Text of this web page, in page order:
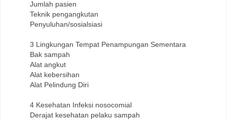
Jumlah pasien
Teknik pengangkutan
Penyuluhan/sosialsiasi
3 Lingkungan Tempat Penampungan Sementara
Bak sampah
Alat angkut
Alat kebersihan
Alat Pelindung Diri
4 Kesehatan Infeksi nosocomial
Derajat kesehatan pelaku sampah